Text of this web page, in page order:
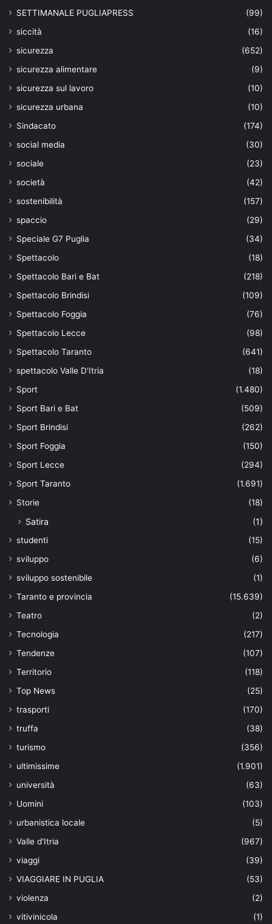
SETTIMANALE PUGLIAPRESS
(99)
siccità
(16)
sicurezza
(652)
sicurezza alimentare
(9)
sicurezza sul lavoro
(10)
sicurezza urbana
(10)
Sindacato
(174)
social media
(30)
sociale
(23)
società
(42)
sostenibilità
(157)
spaccio
(29)
Speciale G7 Puglia
(34)
Spettacolo
(18)
Spettacolo Bari e Bat
(218)
Spettacolo Brindisi
(109)
Spettacolo Foggia
(76)
Spettacolo Lecce
(98)
Spettacolo Taranto
(641)
spettacolo Valle D'Itria
(18)
Sport
(1.480)
Sport Bari e Bat
(509)
Sport Brindisi
(262)
Sport Foggia
(150)
Sport Lecce
(294)
Sport Taranto
(1.691)
Storie
(18)
Satira (1)
studenti
(15)
sviluppo
(6)
sviluppo sostenibile
(1)
Taranto e provincia
(15.639)
Teatro
(2)
Tecnologia
(217)
Tendenze
(107)
Territorio
(118)
Top News
(25)
trasporti
(170)
truffa
(38)
turismo
(356)
ultimissime
(1.901)
università
(63)
Uomini
(103)
urbanistica locale
(5)
Valle d'Itria
(967)
viaggi
(39)
VIAGGIARE IN PUGLIA
(53)
violenza
(2)
vitivinicola
(1)